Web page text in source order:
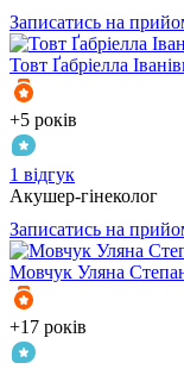
Записатись на
Товт Ґабріелла
+5 років
1 відгук
Акушер-гінеколог
Записатись на
Мовчук Уляна
+17 років